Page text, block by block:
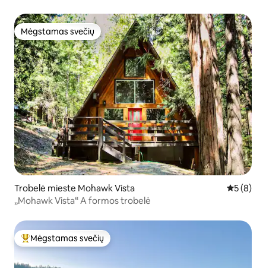
Mėgstamas svečių
Mėgstamas svečių
Trobelė mieste Mohawk Vista Vidutinis
5 (8)
„Mohawk Vista“ A formos trobelė
Svečių mėgstamiausias
Mėgstamas svečių